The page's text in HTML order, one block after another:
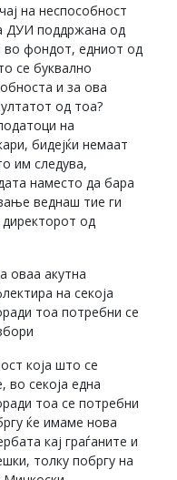
на неспособност
ДУИ поддржана од
фондот, едниот од
се буквално
и за ова
од тоа?
на
бидејќи немаат
им следува,
наместо да бара
веднаш тие ги
од
оваа акутна
на секоја
тоа потребни се
која што се
во секоја една
тоа се потребни
ќе имаме нова
кај граѓаните и
толку побргу на